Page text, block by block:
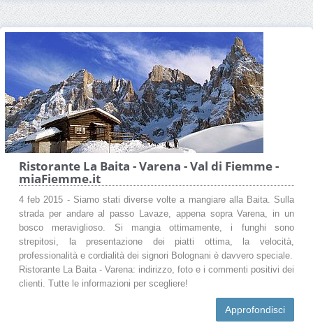
Ristorante La Baita - Varena - Val di Fiemme -
miaFiemme.it
4 feb 2015 - Siamo stati diverse volte a mangiare alla Baita. Sulla
strada per andare al passo Lavaze, appena sopra Varena, in un
bosco meraviglioso. Si mangia ottimamente, i funghi sono
strepitosi, la presentazione dei piatti ottima, la velocità,
professionalità e cordialità dei signori Bolognani è davvero speciale.
Ristorante La Baita - Varena: indirizzo, foto e i commenti positivi dei
clienti. Tutte le informazioni per scegliere!
Approfondisci